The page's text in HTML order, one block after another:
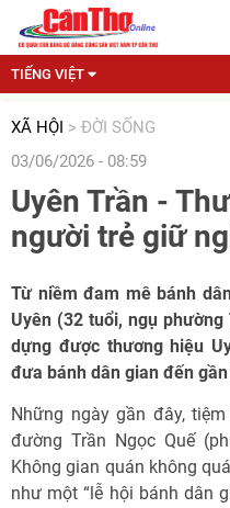
TIẾNG VIỆT
XÃ HỘI > ĐỜI SỐNG
03/06/2026 - 08:59
Uyên Trần -
người trẻ giữ
Từ niềm đam mê bánh
Uyên (32 tuổi, ngụ
dựng được thương hiệu
đưa bánh dân gian đến
Những ngày gần đây,
đường Trần Ngọc Quế
Không gian quán không
như một “lễ hội bánh dân